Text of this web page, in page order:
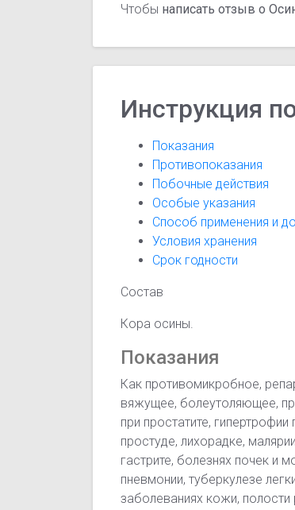
Чтобы написать отзыв о
Инструкция
Показания
Противопоказания
Побочные действия
Особые указания
Способ применения и
Условия хранения
Срок годности
Состав
Кора осины.
Показания
Как противомикробное,
вяжущее, болеутоляющее,
при простатите,
простуде, лихорадке,
гастрите, болезнях почек и
пневмонии, туберкулезе
заболеваниях кожи,